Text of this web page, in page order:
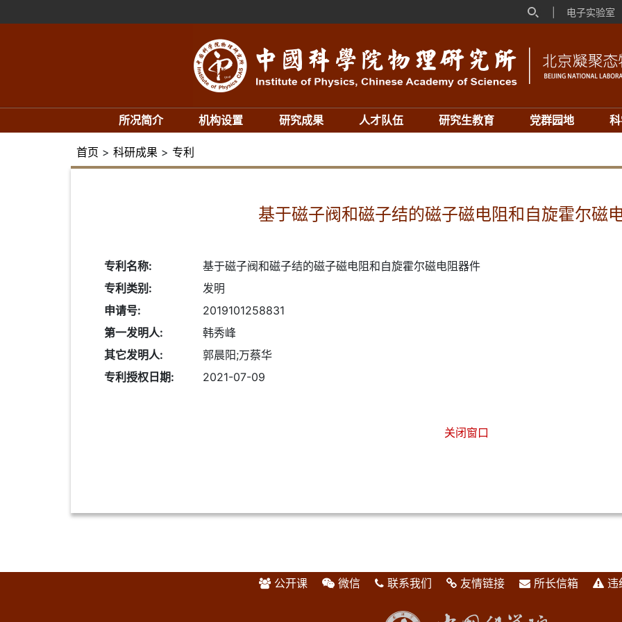
电子实验室
所况简介 机构设置 研究成果 人才队伍 研究生教育 党群园地
首页 > 科研成果 > 专利
基于磁子阀和磁子结的磁子磁电阻和自旋霍尔磁
专利名称:
基于磁子阀和磁子结的磁子磁电阻和自旋霍尔磁电阻器件
专利类别:
发明
申请号:
2019101258831
第一发明人:
韩秀峰
其它发明人:
郭晨阳;万蔡华
专利授权日期:
2021-07-09
关闭窗口
公开课 微信 联系我们 友情链接 所长信箱 违